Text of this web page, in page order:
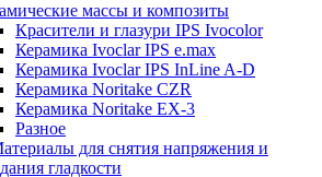
массы и композиты
Красители и глазури IPS Ivocolor
Керамика Ivoclar IPS e.max
Керамика Ivoclar IPS InLine A-D
Керамика Noritake CZR
Керамика Noritake EX-3
Разное